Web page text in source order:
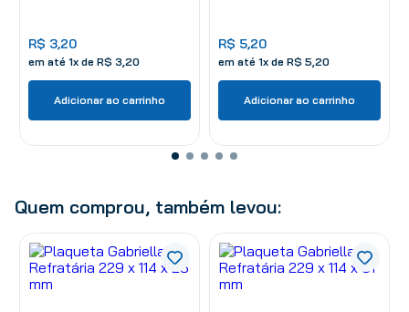
R$ 3,20
em até 1x de R$ 3 20
Adicionar ao carrinho
R$ 5,20
em até 1x de R$ 5 20
Adicionar ao carrinho
Quem comprou, também levou: